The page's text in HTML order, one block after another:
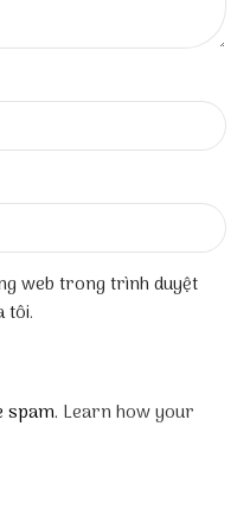
web trong trình duyệt
tôi.
spam. Learn how your